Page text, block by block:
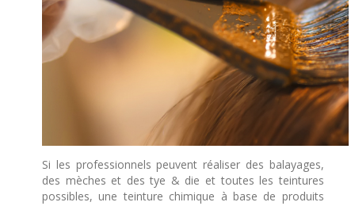
Si les professionnels peuvent réaliser des balayages,
des mèches et des tye & die et toutes les teintures
possibles, une teinture chimique à base de produits